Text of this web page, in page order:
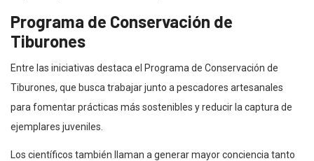
Programa de Conservación de
Tiburones
Entre las iniciativas destaca el Programa de Conservación de
Tiburones, que busca trabajar junto a pescadores artesanales
para fomentar prácticas más sostenibles y reducir la captura de
ejemplares juveniles.
Los científicos también llaman a generar mayor conciencia tanto